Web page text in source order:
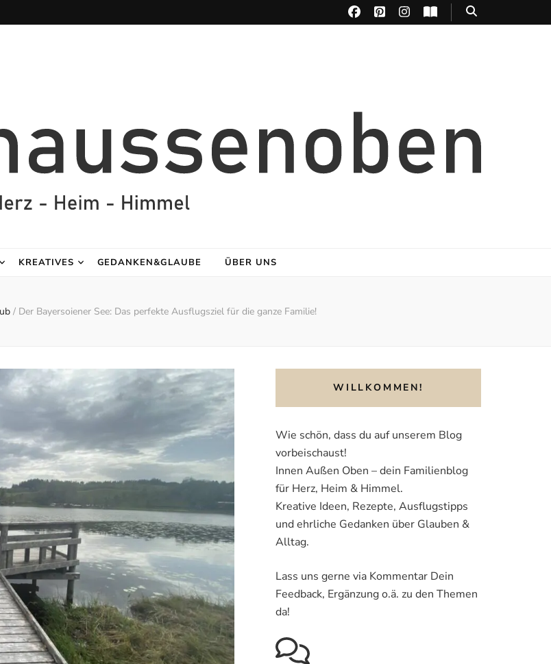
KREATIVES GEDANKEN&GLAUBE ÜBER UNS
/ Der Bayersoiener See: Das perfekte Ausflugsziel für die ganze Familie!
WILLKOMMEN!
Wie schön, dass du auf unserem Blog
vorbeischaust!
Innen Außen Oben – dein Familienblog
für Herz, Heim & Himmel.
Kreative Ideen, Rezepte, Ausflugstipps
und ehrliche Gedanken über Glauben &
Alltag.
Lass uns gerne via Kommentar Dein
Feedback, Ergänzung o.ä. zu den Themen
da!